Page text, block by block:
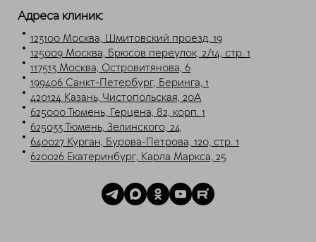
Адреса клиник:
123100 Москва, Шмитовский проезд, 19
125009 Москва, Брюсов переулок, 2/14, стр. 1
117513 Москва, Островитянова, 6
199406 Санкт-Петербург, Беринга, 1
420124 Казань, Чистопольская, 20А
625000 Тюмень, Герцена, 82, корп. 1
625033 Тюмень, Зелинского, 24
640027 Курган, Бурова-Петрова, 120, стр. 1
620026 Екатеринбург, Карла Маркса, 25